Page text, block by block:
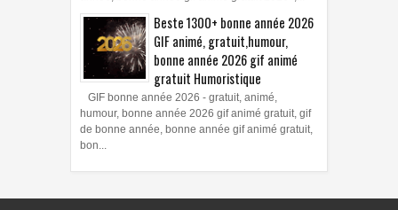
Beste 1300+ bonne année 2026
GIF animé, gratuit,humour,
bonne année 2026 gif animé
gratuit Humoristique
GIF bonne année 2026 - gratuit, animé,
humour, bonne année 2026 gif animé gratuit, gif
de bonne année, bonne année gif animé gratuit,
bon...